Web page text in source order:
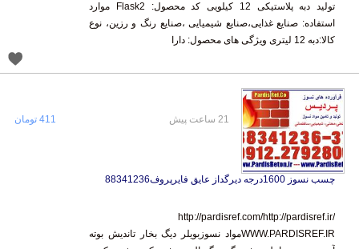
تولید دبه پلاستیکی 12 کیلویی کد محصول: Flask2 موارد
استفاده: صنایع غذایی،صنایع شیمیایی ،صنایع رنگ و رزین، نوع
کالا:دبه 12 لیتری ویژگی های محصول: دارا
چسب نسوز 1600درجه دیرگداز عایق فایرپروف88341236
http://pardisref.com/http://pardisref.ir/
WWW.PARDISREF.IRمواد نسوزبویلر دیگ بخار تاندیش بوته
آون صنعتی پاتیل ریخته گری گودال سوخت کوره ذوب کوره
21 ساعت پیش 411 تومان